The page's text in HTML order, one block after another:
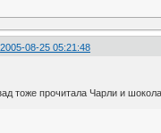
2005-08-25 05:21:48
тоже прочитала Чарли и